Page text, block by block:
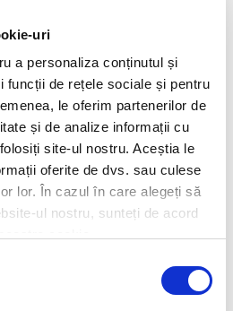
uri
a personaliza conținutul și
funcții de rețele sociale și pentru
le oferim partenerilor de
și de analize informații cu
site-ul nostru. Aceștia le
oferite de dvs. sau culese
lor. În cazul în care alegeți să
ul nostru, sunteți de acord
Management